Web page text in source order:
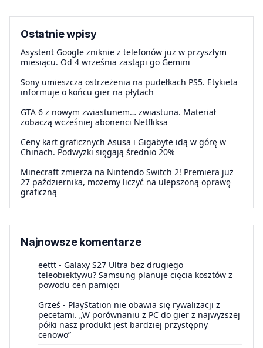
Ostatnie wpisy
Asystent Google zniknie z telefonów już w przyszłym
miesiącu. Od 4 września zastąpi go Gemini
Sony umieszcza ostrzeżenia na pudełkach PS5. Etykieta
informuje o końcu gier na płytach
GTA 6 z nowym zwiastunem… zwiastuna. Materiał
zobaczą wcześniej abonenci Netfliksa
Ceny kart graficznych Asusa i Gigabyte idą w górę w
Chinach. Podwyżki sięgają średnio 20%
Minecraft zmierza na Nintendo Switch 2! Premiera już
27 października, możemy liczyć na ulepszoną oprawę
graficzną
Najnowsze komentarze
eettt - Galaxy S27 Ultra bez drugiego
teleobiektywu? Samsung planuje cięcia kosztów z
powodu cen pamięci
Grześ - PlayStation nie obawia się rywalizacji z
pecetami. „W porównaniu z PC do gier z najwyższej
półki nasz produkt jest bardziej przystępny
cenowo”